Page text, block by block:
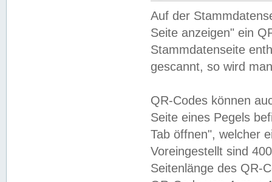
Auf der
Seite anzeigen" ein
Stammdatenseite
gescannt, so wird
QR-Codes können
Seite eines Pegels
Tab öffnen", welcher
Voreingestellt sind
Seitenlänge des QR-